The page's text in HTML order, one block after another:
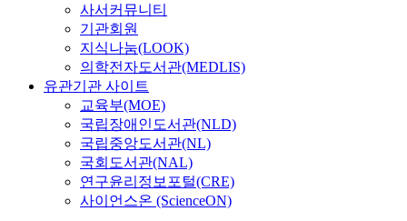
사서커뮤니티
기관회원
지식나눔(LOOK)
의학전자도서관(MEDLIS)
유관기관 사이트
교육부(MOE)
국립장애인도서관(NLD)
국립중앙도서관(NL)
국회도서관(NAL)
연구윤리정보포털(CRE)
사이언스온 (ScienceON)